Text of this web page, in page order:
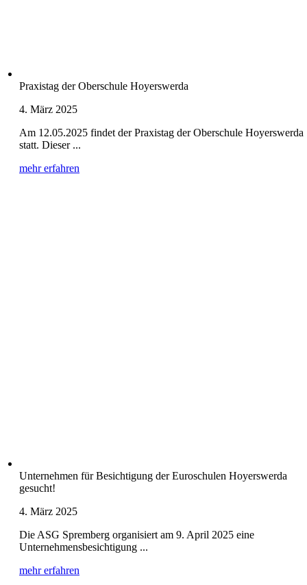
Praxistag der Oberschule Hoyerswerda
4. März 2025
Am 12.05.2025 findet der Praxistag der Oberschule Hoyerswerda
statt. Dieser ...
mehr erfahren
Unternehmen für Besichtigung der Euroschulen Hoyerswerda
gesucht!
4. März 2025
Die ASG Spremberg organisiert am 9. April 2025 eine
Unternehmensbesichtigung ...
mehr erfahren